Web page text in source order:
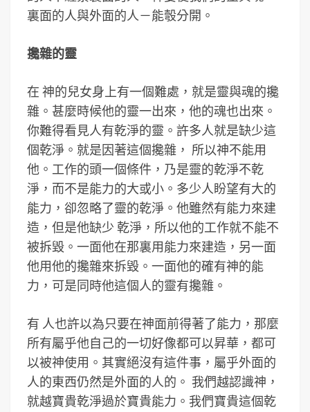
裏面的人與外面的人－能彀分開。
攙雜的靈
在 神的兒女身上有一個難處，就是靈與魂的攙
雜。甚麼時候他的靈一出來，他的魂也出來。
你難得看見人有乾淨的靈。許多人就是缺少這
個乾淨。就是因著這個攙雜， 所以神不能用
他。工作的頭一個條件，乃是靈的乾淨不乾
淨，而不是能力的大或小。多少人盼望有大的
能力，卻忽略了靈的乾淨。他雖然有能力來建
造，但是他缺少 乾淨，所以他的工作就不能不
被拆毀。一面他在那裏用能力來建造，另一面
他用他的攙雜來拆毀。一面他的確有神的能
力，可是同時他這個人的靈有攙雜。
有 人也許以為只要在神面前得著了能力，那麼
所有屬乎他自己的一切好像都可以昇華，都可
以被神使用。其實絕沒有這件事，屬乎外面的
人的東西仍然是外面的人的。 我們越認識神，
就越寶貴乾淨過於寶貴能力。我們寶貴這個乾